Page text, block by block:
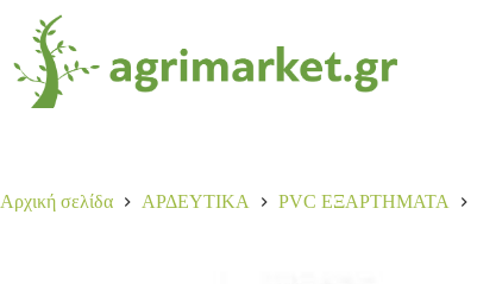
Αρχική σελίδα ΑΡΔΕΥΤΙΚΑ PVC ΕΞΑΡΤΗΜΑΤΑ